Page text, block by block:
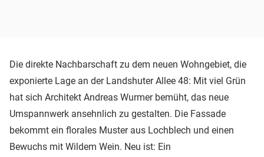
Die direkte Nachbarschaft zu dem neuen Wohngebiet, die
exponierte Lage an der Landshuter Allee 48: Mit viel Grün
hat sich Architekt Andreas Wurmer bemüht, das neue
Umspannwerk ansehnlich zu gestalten. Die Fassade
bekommt ein florales Muster aus Lochblech und einen
Bewuchs mit Wildem Wein. Neu ist: Ein